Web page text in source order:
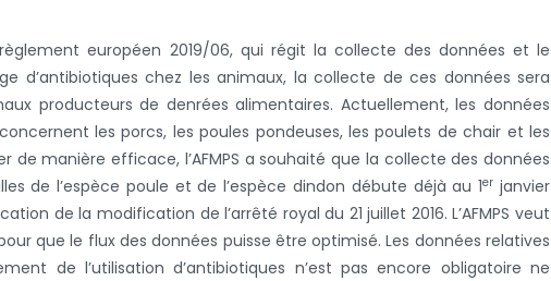
européen 2019/06, qui régit la collecte des données et le
d’antibiotiques chez les animaux, la collecte de ces données sera
producteurs de denrées alimentaires. Actuellement, les données
les porcs, les poules pondeuses, les poulets de chair et les
de manière efficace, l’AFMPS a souhaité que la collecte des données
de l’espèce poule et de l’espèce dindon débute déjà au 1er janvier
de la modification de l’arrêté royal du 21 juillet 2016. L’AFMPS veut
que le flux des données puisse être optimisé. Les données relatives
de l’utilisation d’antibiotiques n’est pas encore obligatoire ne